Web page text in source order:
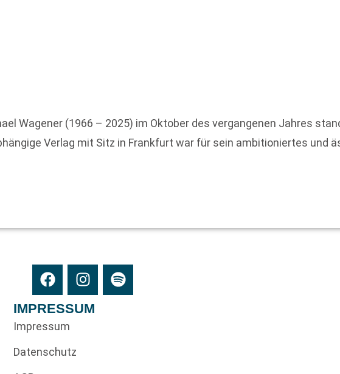
Wagener (1966 – 2025) im Oktober des vergangenen Jahres
Verlag mit Sitz in Frankfurt war für sein ambitioniertes und
IMPRESSUM
Impressum
Datenschutz